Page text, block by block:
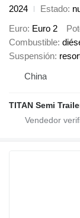
2024
Estado
Euro Euro 2
Combustible
Suspensión
China
TITAN Semi